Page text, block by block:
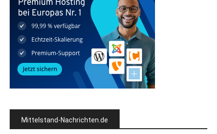
Mittelstand-Nachrichten.de